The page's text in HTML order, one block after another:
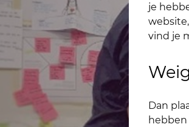
je
vind je
Dan
hebben